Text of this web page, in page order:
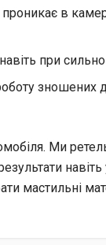
в
при
зношених
Ми
мастильні